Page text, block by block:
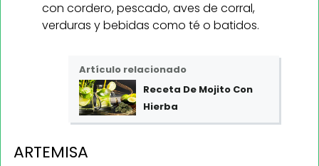
con cordero, pescado, aves de corral,
verduras y bebidas como té o batidos.
Artículo relacionado
Receta De Mojito Con
Hierba
ARTEMISA